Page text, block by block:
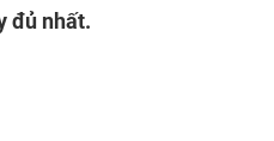
đủ nhất.